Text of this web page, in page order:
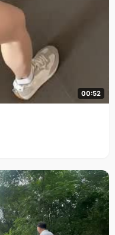
00:52